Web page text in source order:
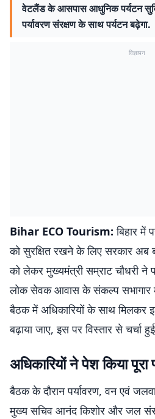
वेटलैंड के आसपास आधुनिक पर्यटन
पर्यावरण संरक्षण के साथ पर्यटन बढ़ेगा.
विज्ञापन
Bihar ECO Tourism: बिहार में
को सुरक्षित रखने के लिए सरकार अब
को लेकर मुख्यमंत्री सम्राट चौधरी ने
लोक सेवक आवास के संकल्प
बैठक में अधिकारियों के साथ मिलकर
बढ़ाया जाए, इस पर विस्तार से चर्चा
अधिकारियों ने पेश किया पूरा
बैठक के दौरान पर्यावरण, वन एवं
मुख्य सचिव आनंद किशोर और जल